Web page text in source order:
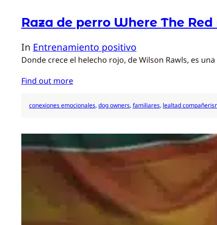
Raza de perro Where The Red
In Entrenamiento positivo
Donde crece el helecho rojo, de Wilson Rawls, es
Find out more
conexiones emocionales, dog owners, familiares, lealtad